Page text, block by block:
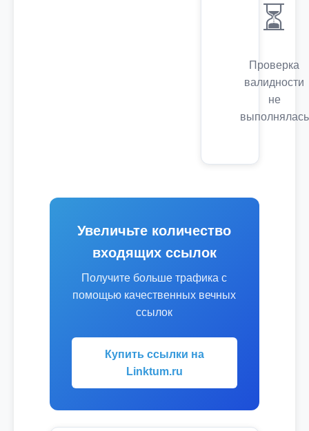
⏳
Проверка
валидности
не
выполнялась
Увеличьте количество
входящих ссылок
Получите больше трафика с
помощью качественных вечных
ссылок
Купить ссылки на
Linktum.ru